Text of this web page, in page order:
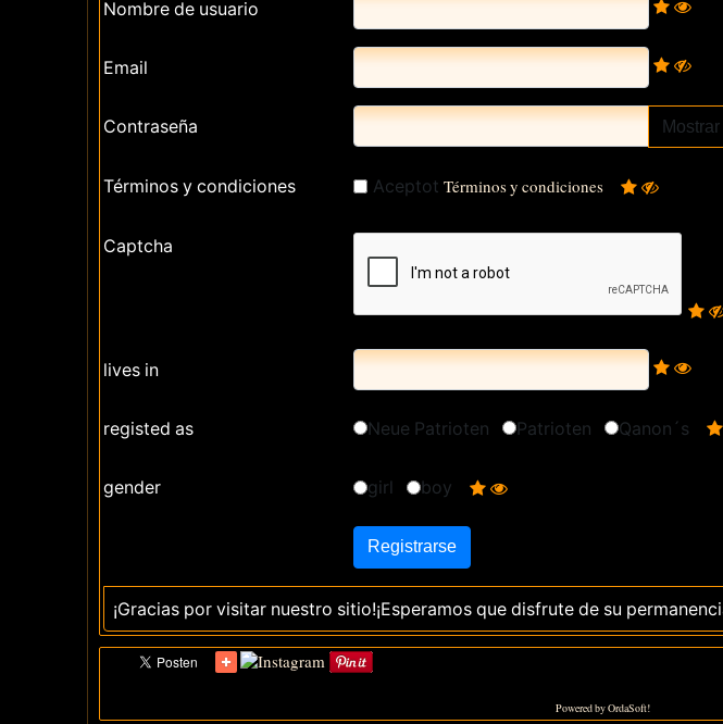
Nombre de usuario
Email
Contraseña Mostrar
Términos y condiciones Aceptot Términos y condiciones
Captcha
lives in
registed as Neue Patrioten Patrioten Qanon´s
gender girl boy
¡Gracias por visitar nuestro sitio!¡Esperamos que disfrute de su
Powered by OrdaSoft!